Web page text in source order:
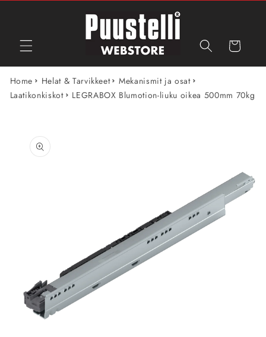
Ohita ja
Ostoskori
Home Helat & Tarvikkeet
Mekanismit ja osat
Laatikonkiskot
LEGRABOX Blumotion-liuku oikea 500mm 70kg
tuotetietoihin